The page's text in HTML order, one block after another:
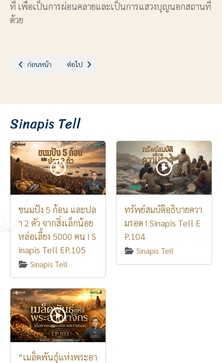
ที่ เพื่อเป็นการผ่อนคลายและเป็นการแสวงบุญนอกสถานที่
ด้วย
เนื้อหาก่อนหน้า: 11 เหตุผลที่ต้องอ่านพระคัมภีร์
ก่อนหน้า เนื้อหาถัดไป: พ่อแม่เป็นครูคำสอนคนแรกของลูก
ต่อไป
Sinapis Tell
ขนมปัง 5 ก้อน และปล
า 2 ตัว จากสิ่งเล็กน้อย
หล่อเลี้ยง 5000 คน I S
inapis Tell EP.105
Sinapis Tell
ทรัพย์สมบัติอธิบายควา
มรอด I Sinapis Tell E
P.104
Sinapis Tell
“เมล็ดพันธุ์แห่งพระอา